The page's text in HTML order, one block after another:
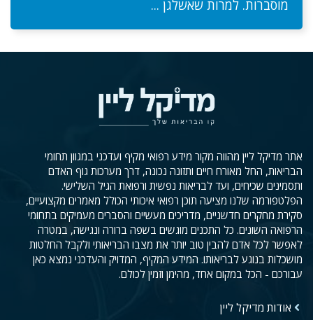
מוסברות. למרות שאשלגן ...
אתר מדיקל ליין מהווה מקור מידע רפואי מקיף ועדכני במגוון תחומי
הבריאות, החל מאורח חיים ותזונה נכונה, דרך מערכות גוף האדם
ותסמינים שכיחים, ועד לבריאות נפשית ורפואת הגיל השלישי.
הפלטפורמה שלנו מציעה תוכן רפואי איכותי הכולל מאמרים מקצועיים,
סקירת מחקרים חדשניים, מדריכים מעשיים והסברים מעמיקים בתחומי
הרפואה השונים. כל התכנים מוגשים בשפה ברורה ונגישה, במטרה
לאפשר לכל אדם להבין טוב יותר את מצבו הבריאותי ולקבל החלטות
מושכלות בנוגע לבריאותו. המידע המקיף, המדויק והעדכני נמצא כאן
עבורכם - הכל במקום אחד, מהימן וזמין לכולם.
אודות מדיקל ליין